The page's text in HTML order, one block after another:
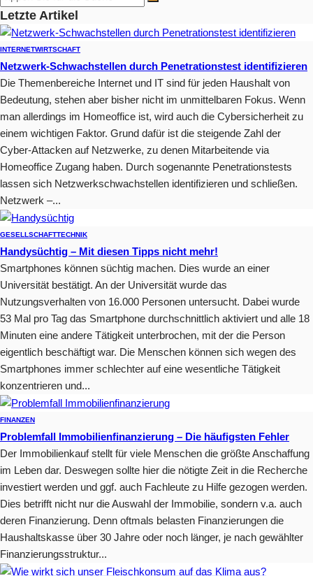
Letzte Artikel
INTERNETWIRTSCHAFT
Netzwerk-Schwachstellen durch Penetrationstest identifizieren
Die Themenbereiche Internet und IT sind für jeden Haushalt von
Bedeutung, stehen aber bisher nicht im unmittelbaren Fokus. Wenn
man allerdings im Homeoffice ist, wird auch die Cybersicherheit zu
einem wichtigen Faktor. Grund dafür ist die steigende Zahl der
Cyber-Attacken auf Netzwerke, zu denen Mitarbeitende via
Homeoffice Zugang haben. Durch sogenannte Penetrationstests
lassen sich Netzwerkschwachstellen identifizieren und schließen.
Netzwerk –...
GESELLSCHAFTTECHNIK
Handysüchtig – Mit diesen Tipps nicht mehr!
Smartphones können süchtig machen. Dies wurde an einer
Universität bestätigt. An der Universität wurde das
Nutzungsverhalten von 16.000 Personen untersucht. Dabei wurde
53 Mal pro Tag das Smartphone durchschnittlich aktiviert und alle 18
Minuten eine andere Tätigkeit unterbrochen, mit der die Person
eigentlich beschäftigt war. Die Menschen können sich wegen des
Smartphones immer schlechter auf eine wesentliche Tätigkeit
konzentrieren und...
FINANZEN
Problemfall Immobilienfinanzierung – Die häufigsten Fehler
Der Immobilienkauf stellt für viele Menschen die größte Anschaffung
im Leben dar. Deswegen sollte hier die nötigte Zeit in die Recherche
investiert werden und ggf. auch Fachleute zu Hilfe gezogen werden.
Dies betrifft nicht nur die Auswahl der Immobilie, sondern v.a. auch
deren Finanzierung. Denn oftmals belasten Finanzierungen die
Haushaltskasse über 30 Jahre oder noch länger, je nach gewählter
Finanzierungsstruktur...